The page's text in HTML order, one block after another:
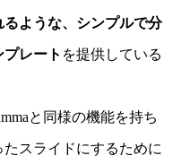
ような、シンプルで分
レート を提供している
と同様の機能を持ち
スライドにするために